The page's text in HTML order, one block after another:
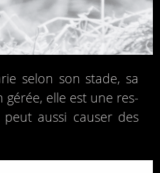
selon son stade, sa
gérée, elle est une res­
aussi cau­ser des